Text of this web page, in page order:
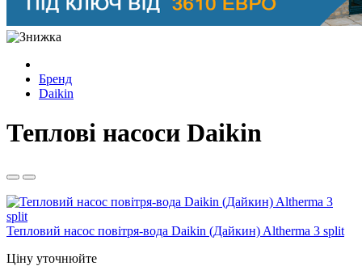
Бренд
Daikin
Теплові насоси Daikin
Тепловий насос повітря-вода Daikin (Дайкин) Altherma 3 split
Ціну уточнюйте